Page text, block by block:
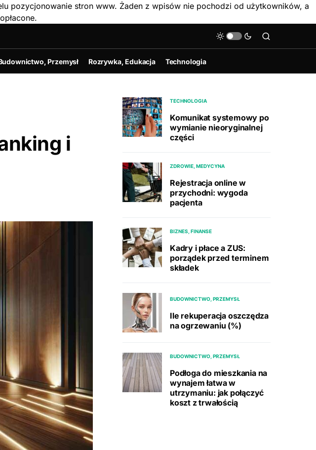
pozycjonowanie stron www. Żaden z wpisów nie pochodzi od użytkowników, a
Przemysł Rozrywka, Edukacja Technologia
i
TECHNOLOGIA
Komunikat systemowy po
wymianie nieoryginalnej
części
ZDROWIE, MEDYCYNA
Rejestracja online w
przychodni: wygoda
pacjenta
BIZNES, FINANSE
Kadry i płace a ZUS:
porządek przed terminem
składek
BUDOWNICTWO, PRZEMYSŁ
Ile rekuperacja oszczędza
na ogrzewaniu (%)
BUDOWNICTWO, PRZEMYSŁ
Podłoga do mieszkania na
wynajem łatwa w
utrzymaniu: jak połączyć
koszt z trwałością